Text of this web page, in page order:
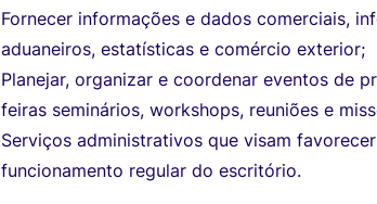
Fornecer informações e dados comerciais,
aduaneiros, estatísticas e comércio exterior;
Planejar, organizar e coordenar eventos de
feiras seminários, workshops, reuniões e
Serviços administrativos que visam
funcionamento regular do escritório.